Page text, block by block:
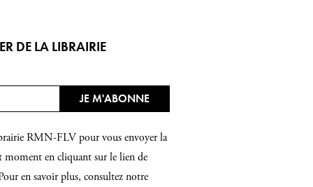
DE LA LIBRAIRIE
RMN-FLV pour vous envoyer la
moment en cliquant sur le lien de
en savoir plus, consultez notre